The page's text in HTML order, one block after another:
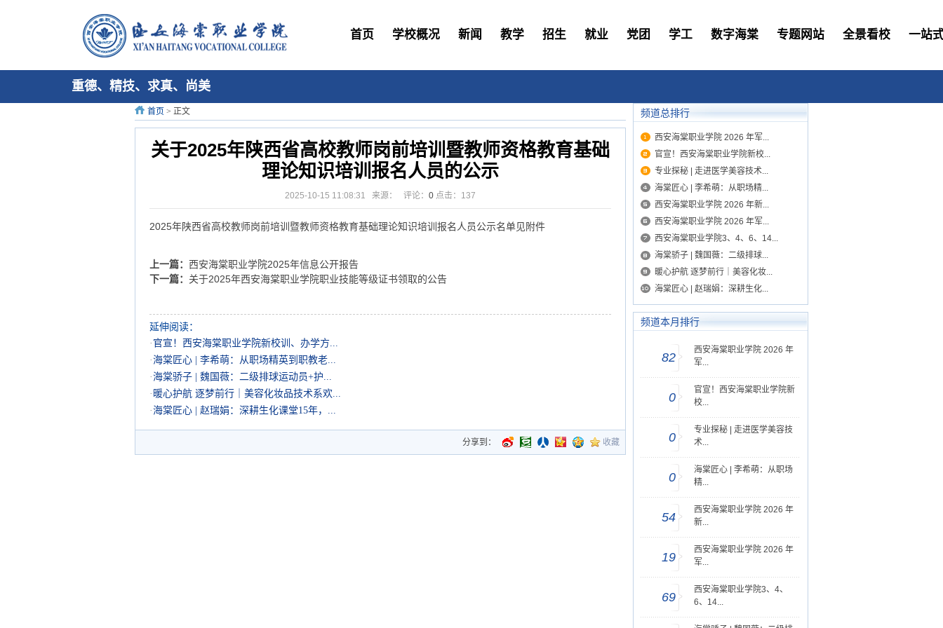
首页 学校概况 新闻 教学 招生 就业 党团 学工 数字海棠 专题网站 全景看校 一站
重德、精技、求真、尚美
首页 > 正文
关于2025年陕西省高校教师岗前培训暨教师资格教育基础
理论知识培训报名人员的公示
2025-10-15 11:08:31 来源： 评论： 0 点击： 137
2025年陕西省高校教师岗前培训暨教师资格教育基础理论知识培训报名人员公示名单见附件
上一篇： 西安海棠职业学院2025年信息公开报告
下一篇： 关于2025年西安海棠职业学院职业技能等级证书领取的公告
延伸阅读：
· 官宣！西安海棠职业学院新校训、办学方...
·海棠匠心 | 李希萌：从职场精英到职教老...
·海棠骄子 | 魏国薇：二级排球运动员+护...
· 暖心护航 逐梦前行｜美容化妆品技术系欢...
·海棠匠心 | 赵瑞娟：深耕生化课堂15年，...
分享到： 收藏
频道总排行
西安海棠职业学院 2026 年军...
官宣！西安海棠职业学院新校...
专业探秘 | 走进医学美容技术...
海棠匠心 | 李希萌：从职场精...
西安海棠职业学院 2026 年新...
西安海棠职业学院 2026 年军...
西安海棠职业学院3、4、6、14...
海棠骄子 | 魏国薇：二级排球...
暖心护航 逐梦前行｜美容化妆...
海棠匠心 | 赵瑞娟：深耕生化...
频道本月排行
82
西安海棠职业学院 2026 年
军...
0
官宣！西安海棠职业学院新
校...
0
专业探秘 | 走进医学美容技
术...
0
海棠匠心 | 李希萌：从职场
精...
54
西安海棠职业学院 2026 年
新...
19
西安海棠职业学院 2026 年
军...
69
西安海棠职业学院3、4、
6、14...